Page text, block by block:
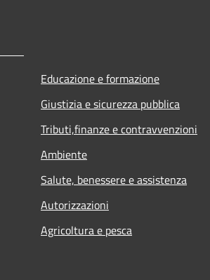
Educazione e formazione
Giustizia e sicurezza pubblica
Tributi,finanze e contravvenzioni
Ambiente
Salute, benessere e assistenza
Autorizzazioni
Agricoltura e pesca